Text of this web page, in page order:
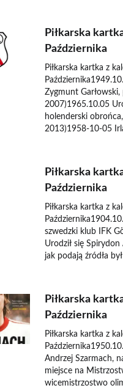
Piłkarska
Października
Piłkarska kartka z
Zygmunt
2007)1965.10.05
holenderski
2013)1958-10-05
Piłkarska
Października
Piłkarska kartka z
szwedzki klub IFK
Urodził się
jak podają źródła
Piłkarska
Października
Piłkarska kartka z
Andrzej Szarmach,
miejsce na
wicemistrzostwo